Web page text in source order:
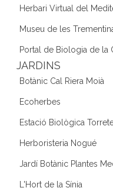
Herbari Virtual del
Museu de les
Portal de Biologia de la
JARDINS
Botànic Cal Riera Moià
Ecoherbes
Estació Biològica
Herboristeria Nogué
Jardí Botànic Plantes
L'Hort de la Sínia